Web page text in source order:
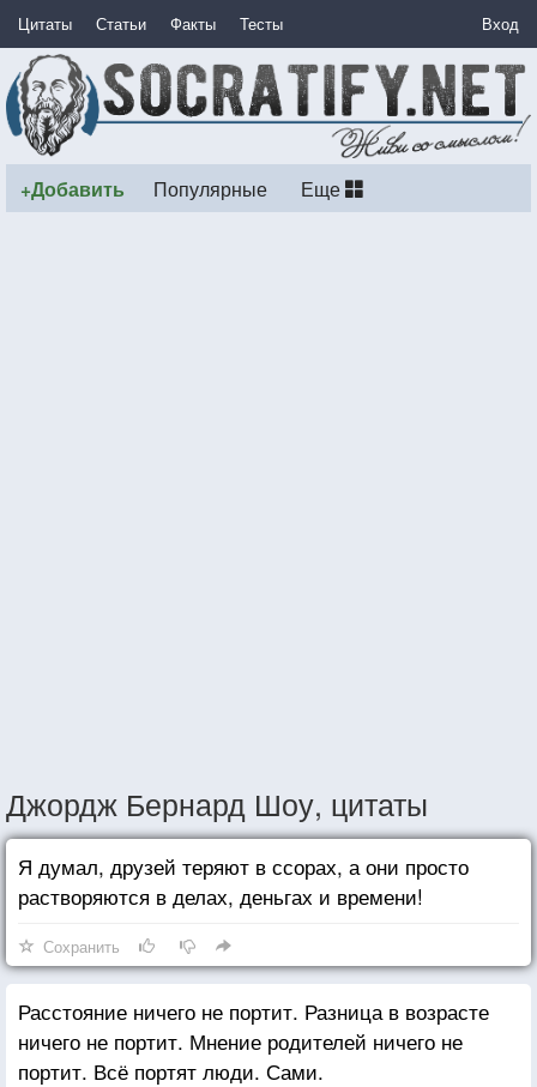
Цитаты Статьи Факты Тесты Вход
+Добавить Популярные Еще
Джордж Бернард Шоу, цитаты
Я думал, друзей теряют в ссорах, а они просто
растворяются в делах, деньгах и времени!
Сохранить
Расстояние ничего не портит. Разница в возрасте
ничего не портит. Мнение родителей ничего не
портит. Всё портят люди. Сами.